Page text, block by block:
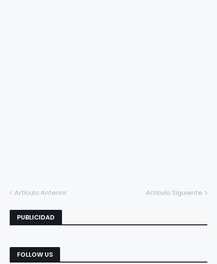
Artículo Anterior Artículo Siguiente
PUBLICIDAD
FOLLOW US